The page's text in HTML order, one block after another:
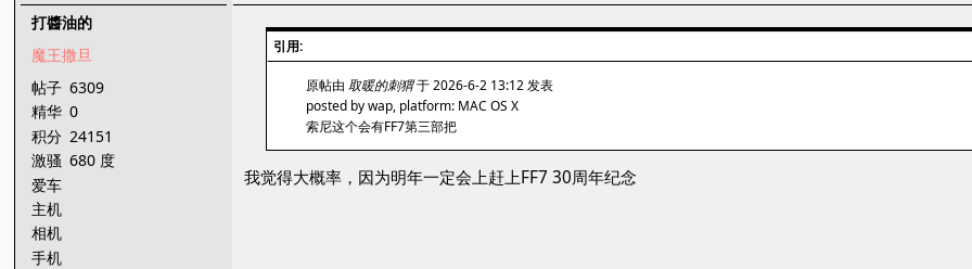
打醬油的
魔王撒旦
帖子 6309
精华 0
积分 24151
激骚 680 度
爱车
主机
相机
手机
引用:
原帖由取暖的刺猬于 2026-6-2 13:12 发表
posted by wap, platform: MAC OS X
索尼这个会有FF7第三部把
我觉得大概率，因为明年一定会上赶上FF7 30周年纪念